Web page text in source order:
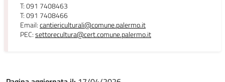
T: 091 7408463
T: 091 7408466
Email:cantiericulturali@comune.palermo.it
PEC:settorecultura@cert.comune.palermo.it